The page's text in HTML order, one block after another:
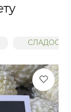
СЛАДОСТИ